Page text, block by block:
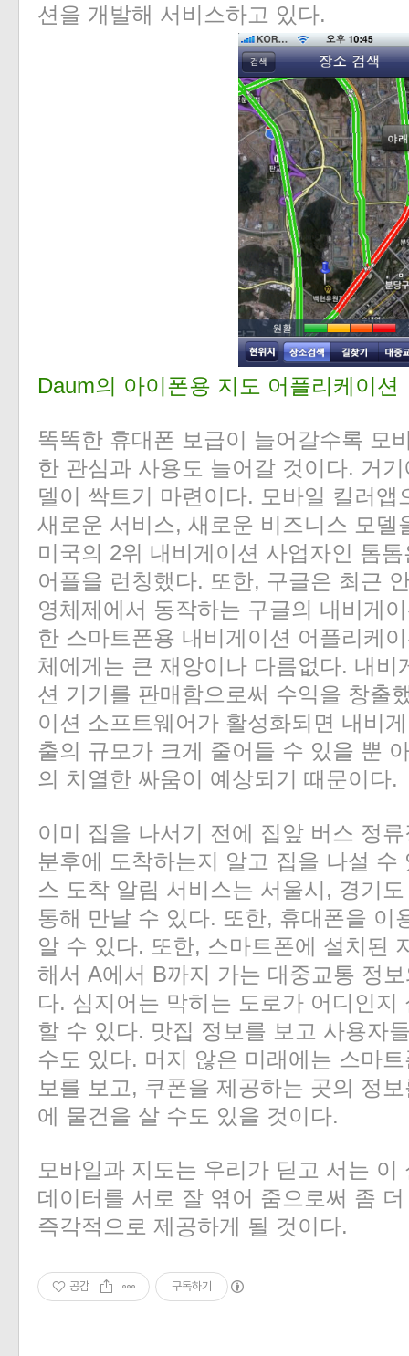
션을 개발해 서비스하고 있다.
Daum의 아이폰용 지도 어플리케이션
똑똑한 휴대폰 보급이 늘어갈수록 모
한 관심과 사용도 늘어갈 것이다. 거
델이 싹트기 마련이다. 모바일 킬러
새로운 서비스, 새로운 비즈니스 모델
미국의 2위 내비게이션 사업자인 톰
어플을 런칭했다. 또한, 구글은 최근
영체제에서 동작하는 구글의 내비게
한 스마트폰용 내비게이션 어플리케
체에게는 큰 재앙이나 다름없다. 내비
션 기기를 판매함으로써 수익을 창출
이션 소프트웨어가 활성화되면 내비
출의 규모가 크게 줄어들 수 있을 뿐
의 치열한 싸움이 예상되기 때문이다.
이미 집을 나서기 전에 집앞 버스 정
분후에 도착하는지 알고 집을 나설 수
스 도착 알림 서비스는 서울시, 경기
통해 만날 수 있다. 또한, 휴대폰을 이
알 수 있다. 또한, 스마트폰에 설치된
해서 A에서 B까지 가는 대중교통 정
다. 심지어는 막히는 도로가 어디인
할 수 있다. 맛집 정보를 보고 사용자
수도 있다. 머지 않은 미래에는 스마
보를 보고, 쿠폰을 제공하는 곳의 정
에 물건을 살 수도 있을 것이다.
모바일과 지도는 우리가 딛고 서는
데이터를 서로 잘 엮어 줌으로써 좀
즉각적으로 제공하게 될 것이다.
공감 구독하기